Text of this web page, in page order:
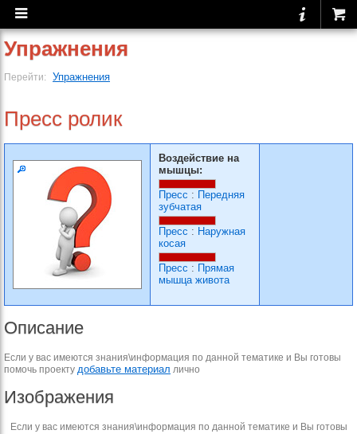
Упражнения
Перейти: Упражнения
Пресс ролик
Воздействие на
мышцы:
Пресс : Передняя
зубчатая
Пресс : Наружная
косая
Пресс : Прямая
мышца живота
Описание
Если у вас имеются знания\информация по данной тематике и Вы готовы
помочь проекту добавьте материал лично
Изображения
Если у вас имеются знания\информация по данной тематике и Вы готовы